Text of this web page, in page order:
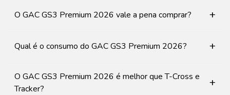
O GAC GS3 Premium 2026 vale a pena comprar? +
Qual é o consumo do GAC GS3 Premium 2026? +
O GAC GS3 Premium 2026 é melhor que T-Cross e
Tracker?
+